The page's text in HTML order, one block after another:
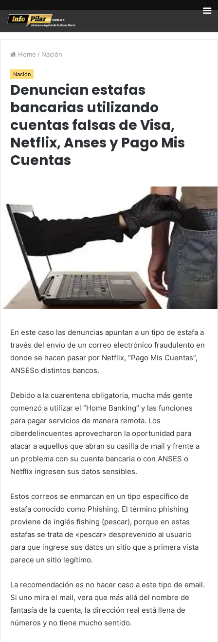
Home / Nación
Nación
Denuncian estafas
bancarias utilizando
cuentas falsas de Visa,
Netflix, Anses y Pago Mis
Cuentas
En este caso las denuncias apuntan a un tipo de estafa a
través del envío de un correo electrónico fraudulento en
donde se hacen pasar por Netflix, “Pago Mis Cuentas”,
ANSESo distintos bancos.
Debido a la cuarentena obligatoria, mucha más gente
comenzó a utilizar el “Home Banking” y las funciones
para pagar servicios de manera remota. Los
ciberdelincuentes aprovecharon la oportunidad para
atacar a aquellos que abran su casilla de mail y frente a
un problema con su cuenta bancaria o con ANSES o
Netflix ingresen sus datos sensibles.
Estos correos se enmarcan en un tipo específico de
estafa conocido como Phishing. El término phishing
proviene de inglés fishing (pescar), porque en estas
estafas se trata de «pescar» desprevenido al usuario
para que ingrese sus datos un sitio que a primera vista
parece un sitio legítimo.
La recomendación es no hacer caso a este tipo de email.
Si uno mira el mail, vera que más allá del nombre de
fantasía de la cuenta, la dirección real está llena de
números y no tiene mucho sentido.